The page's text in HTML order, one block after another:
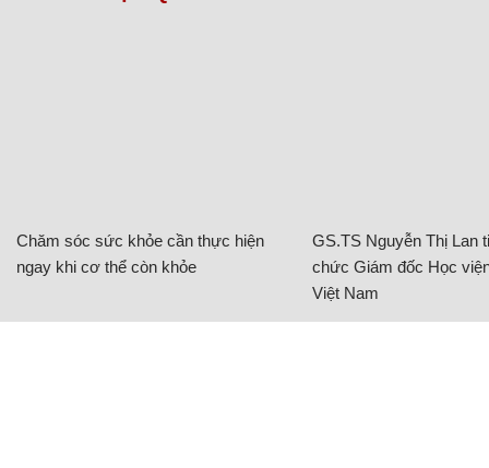
Chăm sóc sức khỏe cần thực hiện
ngay khi cơ thể còn khỏe
GS.TS Nguyễn Thị Lan
chức Giám đốc Học
Việt Nam